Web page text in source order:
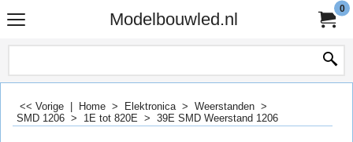
Modelbouwled.nl
0
<< Vorige Home > Elektronica> Weerstanden >
SMD 1206 > 1E tot 820E > 39E SMD Weerstand 1206